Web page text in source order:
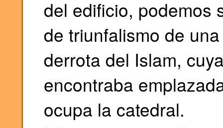
del edificio, podemos
de triunfalismo de
derrota del Islam,
encontraba
ocupa la catedral.